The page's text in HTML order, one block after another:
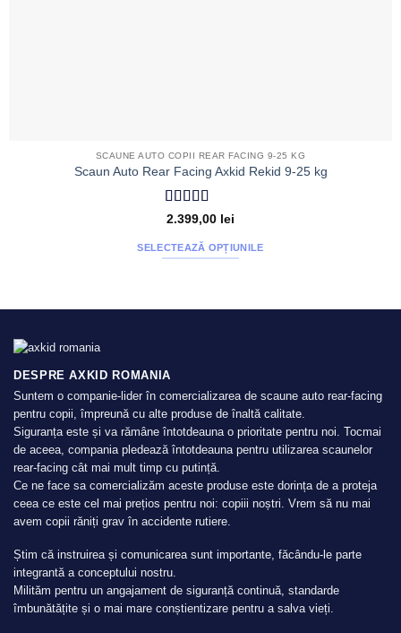
SCAUNE AUTO COPII REAR FACING 9-25 KG
Scaun Auto Rear Facing Axkid Rekid 9-25 kg
Evaluat la5
2.399,00 lei
SELECTEAZĂ OPȚIUNILE
are
pot
fi
alese
în
pagina
produsului.
DESPRE AXKID ROMANIA
Suntem o companie-lider în comercializarea de scaune auto rear-facing
pentru copii, împreună cu alte produse de înaltă calitate.
Siguranța este și va rămâne întotdeauna o prioritate pentru noi. Tocmai
de aceea, compania pledează întotdeauna pentru utilizarea scaunelor
rear-facing cât mai mult timp cu putință.
Ce ne face sa comercializăm aceste produse este dorința de a proteja
ceea ce este cel mai prețios pentru noi: copiii noștri. Vrem să nu mai
avem copii răniți grav în accidente rutiere.
Știm că instruirea și comunicarea sunt importante, făcându-le parte
integrantă a conceptului nostru.
Milităm pentru un angajament de siguranță continuă, standarde
îmbunătățite și o mai mare conștientizare pentru a salva vieți.